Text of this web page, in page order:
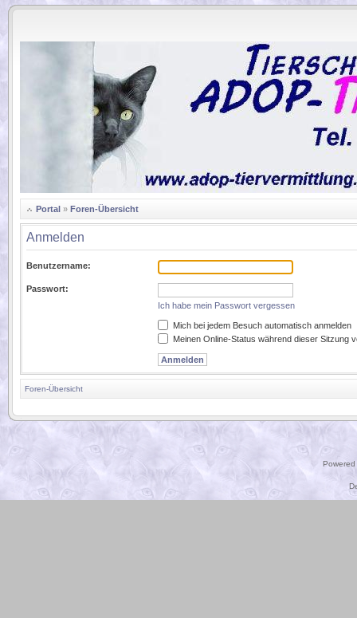
.
Portal » Foren-Übersicht
Anmelden
Benutzername:
Passwort:
Ich habe mein Passwort vergessen
Mich bei jedem Besuch automatisch anmelden
Meinen Online-Status während dieser Sitzung
Foren-Übersicht
.